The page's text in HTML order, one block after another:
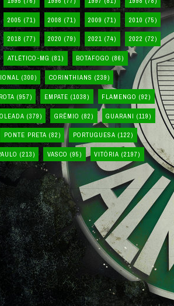
2005 (71) 2008 (71) 2009 (71) 2010 (75)
2018 (77) 2020 (79) 2021 (74) 2022 (72)
ATLÉTICO-MG (81) BOTAFOGO (86)
(300) CORINTHIANS (239)
(957) EMPATE (1038) FLAMENGO (92)
(379) GRÊMIO (82) GUARANI (119)
PONTE PRETA (82) PORTUGUESA (122)
(213) VASCO (95) VITÓRIA (2197)